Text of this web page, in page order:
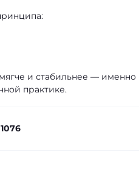
и стабильнее — именно
практике.